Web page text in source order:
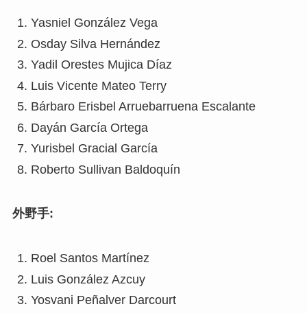
Yasniel González Vega
Osday Silva Hernández
Yadil Orestes Mujica Díaz
Luis Vicente Mateo Terry
Bárbaro Erisbel Arruebarruena Escalante
Dayán García Ortega
Yurisbel Gracial García
Roberto Sullivan Baldoquín
外野手:
Roel Santos Martínez
Luis González Azcuy
Yosvani Peñalver Darcourt